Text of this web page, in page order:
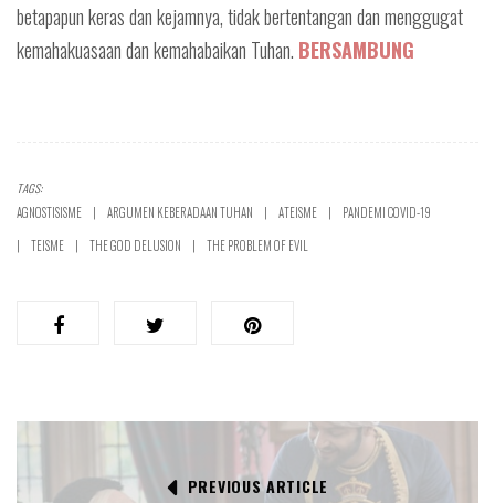
betapapun keras dan kejamnya, tidak bertentangan dan menggugat
kemahakuasaan dan kemahabaikan Tuhan. BERSAMBUNG
TAGS:
AGNOSTISISME
ARGUMEN KEBERADAAN TUHAN ATEISME
PANDEMI COVID-19
TEISME
THE GOD DELUSION THE PROBLEM OF EVIL
PREVIOUS ARTICLE